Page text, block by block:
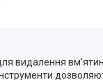
видалення